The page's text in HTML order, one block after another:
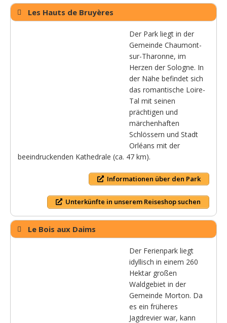
Les Hauts de Bruyères
Der Park liegt in der
Gemeinde Chaumont-
sur-Tharonne, im
Herzen der Sologne. In
der Nähe befindet sich
das romantische Loire-
Tal mit seinen
prächtigen und
märchenhaften
Schlössern und Stadt
Orléans mit der
beeindruckenden Kathedrale (ca. 47 km).
Informationen über den Park
Unterkünfte in unserem Reiseshop suchen
Le Bois aux Daims
Der Ferienpark liegt
idyllisch in einem 260
Hektar großen
Waldgebiet in der
Gemeinde Morton. Da
es ein früheres
Jagdrevier war, kann